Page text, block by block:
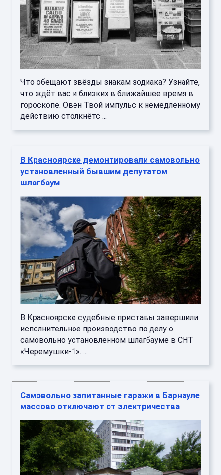
Что обещают звёзды знакам зодиака? Узнайте,
что ждёт вас и близких в ближайшее время в
гороскопе. Овен Твой импульс к немедленному
действию столкнётс ...
В Красноярске демонтировали самовольно
установленный бывшим депутатом
шлагбаум
В Красноярске судебные приставы завершили
исполнительное производство по делу о
самовольно установленном шлагбауме в СНТ
«Черемушки-1». ...
Самовольно запитанные гаражи в Барнауле
массово отключают от электричества